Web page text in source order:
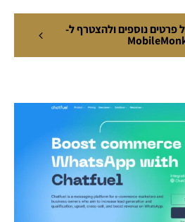
פרטים נוספים ולהצטרף ל-